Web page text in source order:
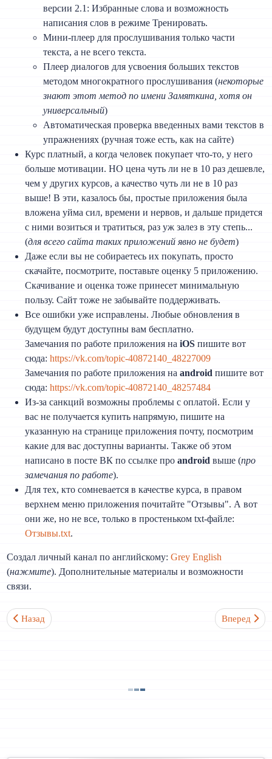
версии 2.1: Избранные слова и возможность
написания слов в режиме Тренировать.
Мини-плеер для прослушивания только части
текста, а не всего текста.
Плеер диалогов для усвоения больших текстов
методом многократного прослушивания (некоторые
знают этот метод по имени Замяткина, хотя он
универсальный)
Автоматическая проверка введенных вами текстов в
упражнениях (ручная тоже есть, как на сайте)
Курс платный, а когда человек покупает что-то, у него
больше мотивации. НО цена чуть ли не в 10 раз дешевле,
чем у других курсов, а качество чуть ли не в 10 раз
выше! В эти, казалось бы, простые приложения была
вложена уйма сил, времени и нервов, и дальше придется
с ними возиться и тратиться, раз уж залез в эту степь...
(для всего сайта таких приложений явно не будет)
Даже если вы не собираетесь их покупать, просто
скачайте, посмотрите, поставьте оценку 5 приложению.
Скачивание и оценка тоже принесет минимальную
пользу. Сайт тоже не забывайте поддерживать.
Все ошибки уже исправлены. Любые обновления в
будущем будут доступны вам бесплатно.
Замечания по работе приложения наiOS пишите вот
сюда:https://vk.com/topic-40872140_48227009
Замечания по работе приложения наandroid пишите вот
сюда:https://vk.com/topic-40872140_48257484
Из-за санкций возможны проблемы с оплатой. Если у
вас не получается купить напрямую, пишите на
указанную на странице приложения почту, посмотрим
какие для вас доступны варианты. Также об этом
написано в посте ВК по ссылке проandroid выше (про
замечания по работе).
Для тех, кто сомневается в качестве курса, в правом
верхнем меню приложения почитайте "Отзывы". А вот
они же, но не все, только в простеньком txt-файле:
Отзывы.txt.
Создал личный канал по английскому:Grey English
(нажмите). Дополнительные материалы и возможности
связи.
Предыдущий: Список уроков английского
Назад Следующий:
Вперед